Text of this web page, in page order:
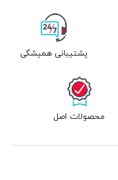
پشتیبانی همیشگی
محصولات اصل